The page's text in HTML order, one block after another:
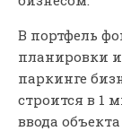
В портфель
планировки
паркинге
строится в 1
ввода